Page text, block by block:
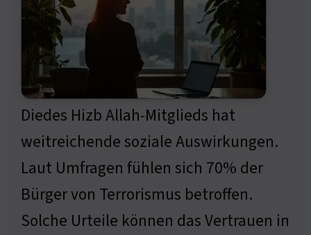
Diedes Hizb Allah-Mitglieds hat
weitreichende soziale Auswirkungen.
Laut Umfragen fühlen sich 70% der
Bürger von Terrorismus betroffen.
Solche Urteile können das Vertrauen in